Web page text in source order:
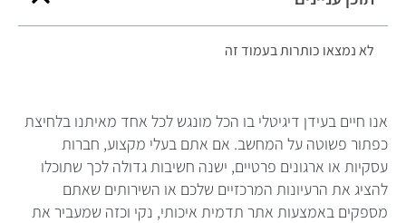
אנו חיים בעידן דיגיטלי בו הכל מונגש לכל אחד מאיתנו בלחיצת
כפתור פשוטה על המחשב. אם אתם בעלי מקצוע, חברות
עסקיות או ארגונים פרטיים, ישנה חשיבות גדולה לכך שתוכלו
להציג את הרעיונות המרכזיים שלכם או השירותים שאתם
מספקים באמצעות אתר תדמית איכותי, נקי וכזה שמעביר את
לא נמצאו כותרות בעמוד זה